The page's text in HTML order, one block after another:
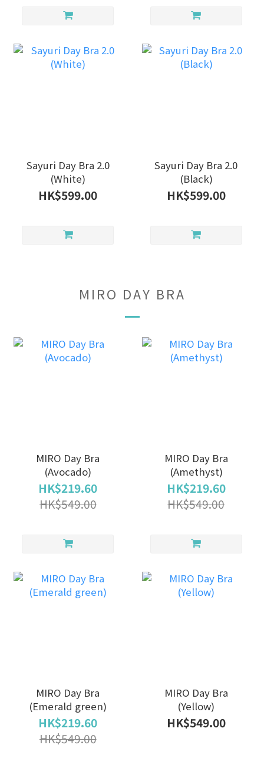
Sayuri Day Bra 2.0
(White)
HK$599.00
Sayuri Day Bra 2.0
(Black)
HK$599.00
MIRO DAY BRA
MIRO Day Bra
(Avocado)
HK$219.60
HK$549.00
MIRO Day Bra
(Amethyst)
HK$219.60
HK$549.00
MIRO Day Bra
(Emerald green)
HK$219.60
HK$549.00
MIRO Day Bra
(Yellow)
HK$549.00